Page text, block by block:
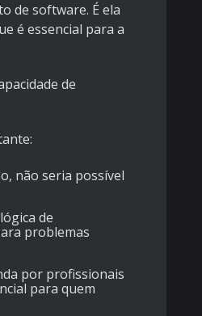
de software. É ela
é essencial para a
de
não seria possível
de
problemas
por profissionais
para quem